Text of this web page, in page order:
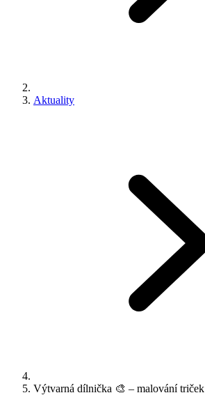
Aktuality
Výtvarná dílnička 🎨 – malování triček